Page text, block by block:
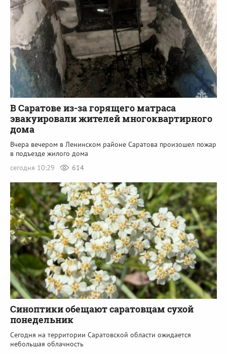
В Саратове из-за горящего матраса
эвакуировали жителей многоквартирного
дома
Вчера вечером в Ленинском районе Саратова произошел пожар
в подъезде жилого дома
сегодня 10:29
614
Синоптики обещают саратовцам сухой
понедельник
Сегодня на территории Саратовской области ожидается
небольшая облачность